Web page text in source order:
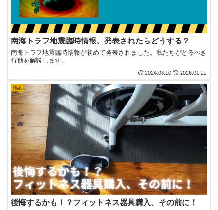
南海トラフ地震臨時情報、発表されたらどうする？
南海トラフ地震臨時情報が初めて発表されました。私たちがとるべき
行動を解説します。
2024.08.10 2026.01.11
雑記
後悔するかも！？フィットネス器具購入、その前に！